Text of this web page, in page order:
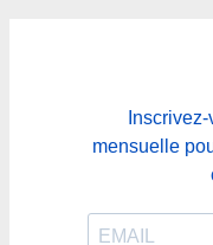
mensuelle